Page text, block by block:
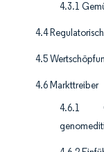
4.3.1
4.4
4.5
4.6 Markttreiber
4.6.1